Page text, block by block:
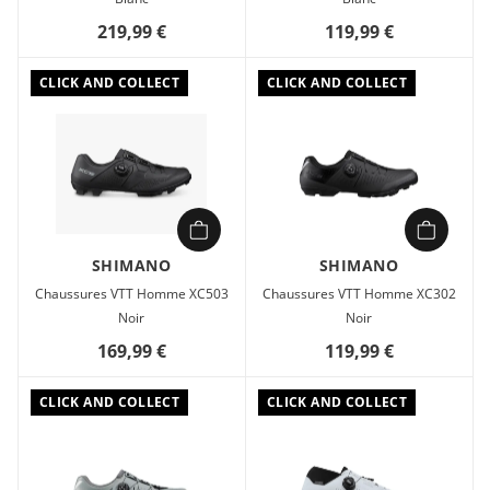
intégrée et la construction de l'empeigne offrent un nouveau
légèreté.
219,99 € 119,99 €
CLICK AND COLLECT
SHIMANO
Chaussures VTT Homme XC503
Noir
169,99 €
CLICK AND COLLECT
SHIMANO
Chaussures VTT Homme XC302
Noir
119,99 €
CLICK AND COLLECT CLICK AND COLLECT